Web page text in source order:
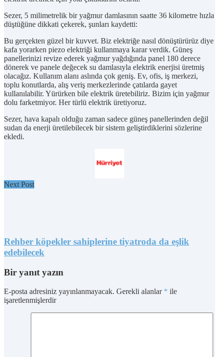
Sezer, 5 milimetrelik bir yağmur damlasının saatte 36 kilometre hızla
düştüğüne dikkati çekerek, şunları kaydetti:
Bu gerçekten güzel bir kuvvet. Biz elektriğe nasıl dönüştürürüz diye
kafa yorarken piezo elektriği kullanmaya karar verdik. Güneş
panellerinizi revize ederek yağmur yağdığında panel 180 derece
dönerek ve panele değecek su damlasıyla elektrik enerjisi üretmiş
olacağız. Kullanım alanı aslında çok geniş. Ev, ofis, iş merkezi,
toplu konutlarda, alış veriş merkezlerinde çatılarda gayet
kullanılabilir. Yürürken bile elektrik üretebiliriz. Bizim için yağmur
dolu farketmiyor. Her türlü elektrik üretiyoruz.
Sezer, hava kapalı olduğu zaman sadece güneş panellerinden değil
sudan da enerji üretilebilecek bir sistem geliştirdiklerini sözlerine
ekledi.
Next Post
Rehber köpekler sahiplerine tiyatroda da eşlik
edebilecek
Bir yanıt yazın
E-posta adresiniz yayınlanmayacak. Gerekli alanlar * ile
işaretlenmişlerdir